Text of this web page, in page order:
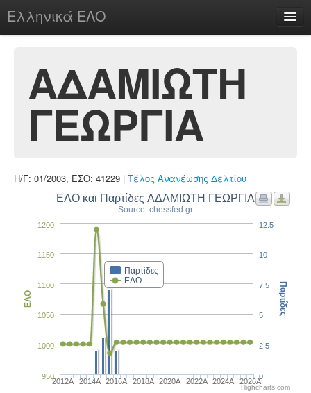
Ελληνικά ΕΛΟ
chesstu.be @ discord
Login
ΑΔΑΜΙΩΤΗ
ΓΕΩΡΓΙΑ
Η/Γ: 01/2003, ΕΣΟ: 41229 | Τέλος Ανανέωσης Δελτίου
ΕΛΟ και Παρτίδες ΑΔΑΜΙΩΤΗ ΓΕΩΡΓΙΑ
Source: chessfed.gr
Παρτίδες
ΕΛΟ
2012A 2014A 2016A 2018A 2020A 2022A 2024A 2026A
950
1000
1050
1100
1150
1200
ΕΛΟ
0
2.5
5
7.5
10
12.5
Παρτίδες
Highcharts.com